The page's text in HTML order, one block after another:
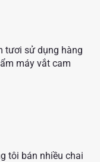
tươi sử dụng hàng
máy vắt cam
tôi bán nhiều chai